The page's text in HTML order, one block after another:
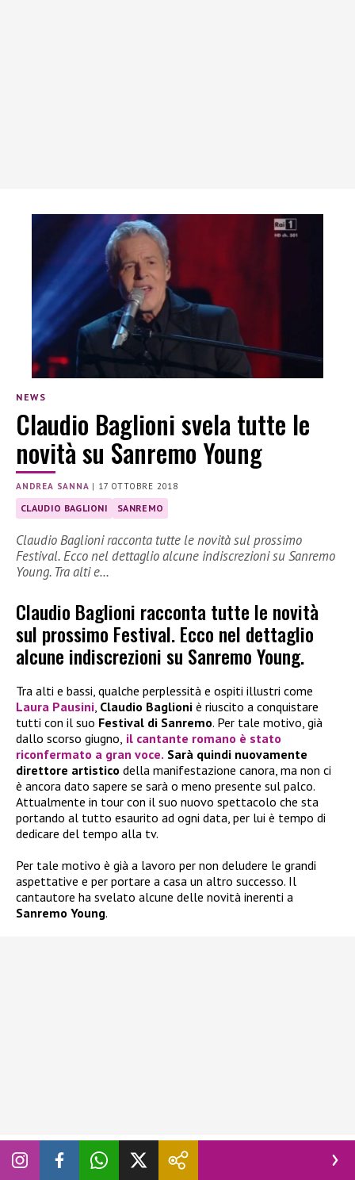
NEWS
Claudio Baglioni svela tutte le
novità su Sanremo Young
ANDREA SANNA | 17 OTTOBRE 2018
CLAUDIO BAGLIONI SANREMO
Claudio Baglioni racconta tutte le novità sul prossimo
Festival. Ecco nel dettaglio alcune indiscrezioni su Sanremo
Young. Tra alti e…
Claudio Baglioni racconta tutte le novità
sul prossimo Festival. Ecco nel dettaglio
alcune indiscrezioni su Sanremo Young.
Tra alti e bassi, qualche perplessità e ospiti illustri come
Laura Pausini, Claudio Baglioni è riuscito a conquistare
tutti con il suo Festival di Sanremo. Per tale motivo, già
dallo scorso giugno, il cantante romano è stato
riconfermato a gran voce. Sarà quindi nuovamente
direttore artistico della manifestazione canora, ma non ci
è ancora dato sapere se sarà o meno presente sul palco.
Attualmente in tour con il suo nuovo spettacolo che sta
portando al tutto esaurito ad ogni data, per lui è tempo di
dedicare del tempo alla tv.
Per tale motivo è già a lavoro per non deludere le grandi
aspettative e per portare a casa un altro successo. Il
cantautore ha svelato alcune delle novità inerenti a
Sanremo Young.
Scopriamole insieme